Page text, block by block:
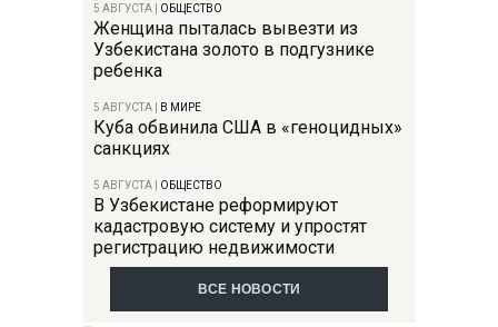
5 АВГУСТА ОБЩЕСТВО
Женщина пыталась вывезти из
Узбекистана золото в подгузнике
ребенка
5 АВГУСТА В МИРЕ
Куба обвинила США в «геноцидных»
санкциях
5 АВГУСТА ОБЩЕСТВО
В Узбекистане реформируют
кадастровую систему и упростят
регистрацию недвижимости
ВСЕ НОВОСТИ